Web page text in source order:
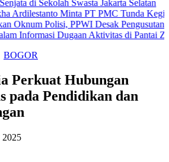
Swasta Jakarta Selatan
Minta PT PMC Tunda Kegiatan Demi
PPWI Desak Pengusutan Tuntas
Dugaan Aktivitas di Pantai Zore, Bea
BOGOR
Perkuat Hubungan
pada Pendidikan dan